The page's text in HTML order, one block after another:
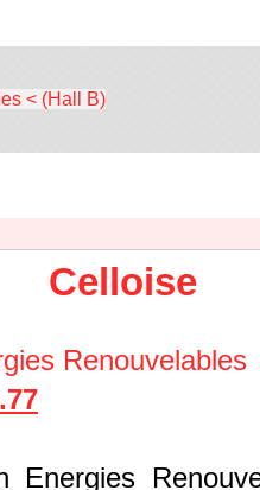
< (Hall B)
Celloise
Renouvelables
Energies